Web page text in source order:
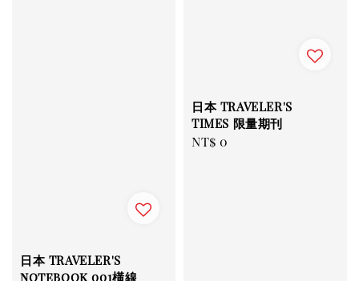
日本 TRAVELER'S
notebook 001橫線
日本 TRAVELER'S
TIMES 限量期刊
Regular
NT$ 0